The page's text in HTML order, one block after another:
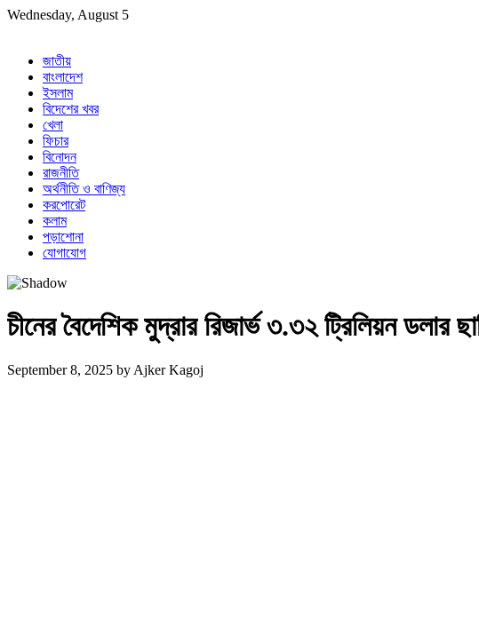
Skip
Wednesday, August 5
জাতীয়
বাংলাদেশ
ইসলাম
বিদেশের খবর
খেলা
ফিচার
বিনোদন
রাজনীতি
অর্থনীতি ও বাণিজ্য
করপোরেট
কলাম
পড়াশোনা
যোগাযোগ
চীনের বৈদেশিক মুদ্রার রিজার্ভ ৩.৩২ ট্রিলিয়ন ডলার
September 8, 2025 by Ajker Kagoj